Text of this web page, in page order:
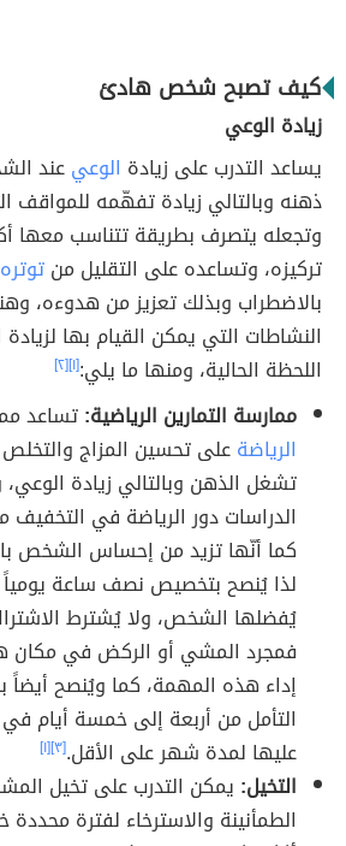
كيف تصبح شخص هادئ
زيادة الوعي
يساعد التدرب على زيادة الوعيعند
ذهنه وبالتالي زيادة تفهّمه للمواقف
وتجعله يتصرف بطريقة تتناسب معها
تركيزه، وتساعده على التقليل منتوتره
بالاضطراب وبذلك تعزيز من هدوءه،
النشاطات التي يمكن القيام بها
اللحظة الحالية، ومنها ما يلي:[١] [٢]
ممارسة التمارين الرياضية:تساعد
الرياضةعلى تحسين المزاج والتخلص
تشغل الذهن وبالتالي زيادة
الدراسات دور الرياضة في التخفيف
كما أنّها تزيد من إحساس الشخص
لذا يُنصح بتخصيص نصف ساعة يومياً
يُفضلها الشخص، ولا يُشترط
فمجرد المشي أو الركض في مكان
إداء هذه المهمة، كما ويُنصح أيضاً
التأمل من أربعة إلى خمسة أيام في
عليها لمدة شهر على الأقل.[٣] [١]
التخيل: يمكن التدرب على تخيل
الطمأنينة والاسترخاء لفترة محددة